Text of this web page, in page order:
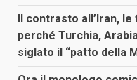
Il contrasto all’Iran,
perché Turchia,
siglato il “patto della